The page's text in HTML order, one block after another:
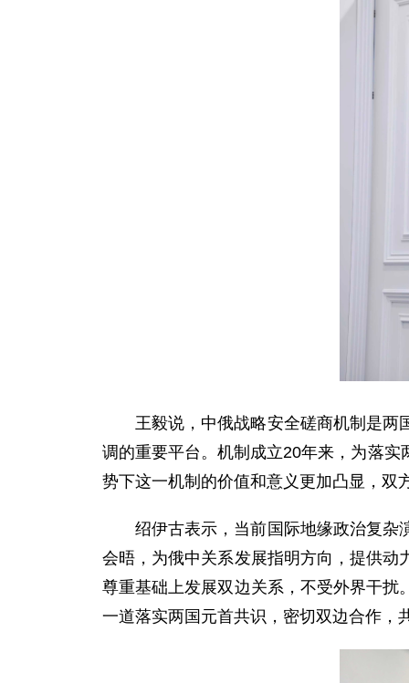
王毅说，中俄战略安全磋商机制是两
调的重要平台。机制成立20年来，为落
势下这一机制的价值和意义更加凸显，双
绍伊古表示，当前国际地缘政治复杂
会晤，为俄中关系发展指明方向，提供动
尊重基础上发展双边关系，不受外界干
一道落实两国元首共识，密切双边合作，